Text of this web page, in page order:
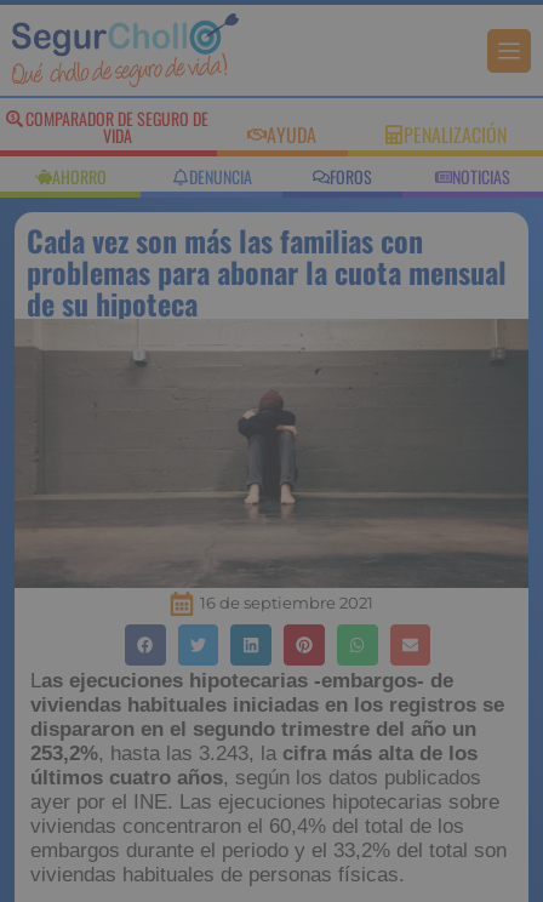
COMPARADOR DE SEGURO DE
VIDA AYUDA PENALIZACIÓN
AHORRO DENUNCIA FOROS NOTICIAS
Cada vez son más las familias con
problemas para abonar la cuota mensual
de su hipoteca
16 de septiembre 2021
Las ejecuciones hipotecarias -embargos- de
viviendas habituales iniciadas en los registros se
dispararon en el segundo trimestre del año un
253,2%, hasta las 3.243, la cifra más alta de los
últimos cuatro años, según los datos publicados
ayer por el INE. Las ejecuciones hipotecarias sobre
viviendas concentraron el 60,4% del total de los
embargos durante el periodo y el 33,2% del total son
viviendas habituales de personas físicas.